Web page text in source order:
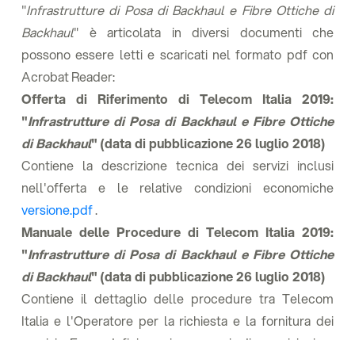
"Infrastrutture di Posa di Backhaul e Fibre Ottiche di
Backhaul" è articolata in diversi documenti che
possono essere letti e scaricati nel formato pdf con
Acrobat Reader:
Offerta di Riferimento di Telecom Italia 2019:
"Infrastrutture di Posa di Backhaul e Fibre Ottiche
di Backhaul" (data di pubblicazione 26 luglio 2018)
Contiene la descrizione tecnica dei servizi inclusi
nell'offerta e le relative condizioni economiche
versione.pdf.
Manuale delle Procedure di Telecom Italia 2019:
"Infrastrutture di Posa di Backhaul e Fibre Ottiche
di Backhaul" (data di pubblicazione 26 luglio 2018)
Contiene il dettaglio delle procedure tra Telecom
Italia e l'Operatore per la richiesta e la fornitura dei